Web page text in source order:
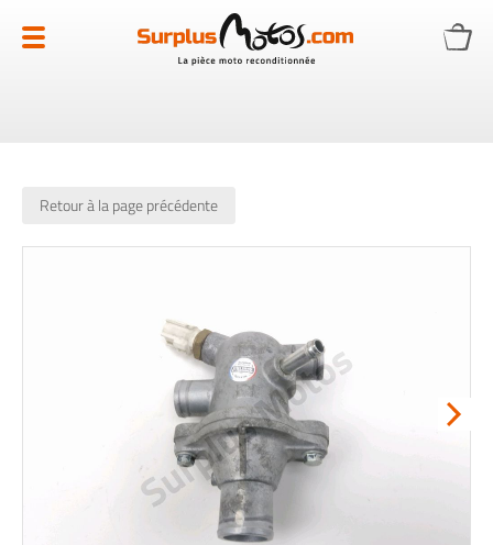
au
contenu
Retour à la page précédente